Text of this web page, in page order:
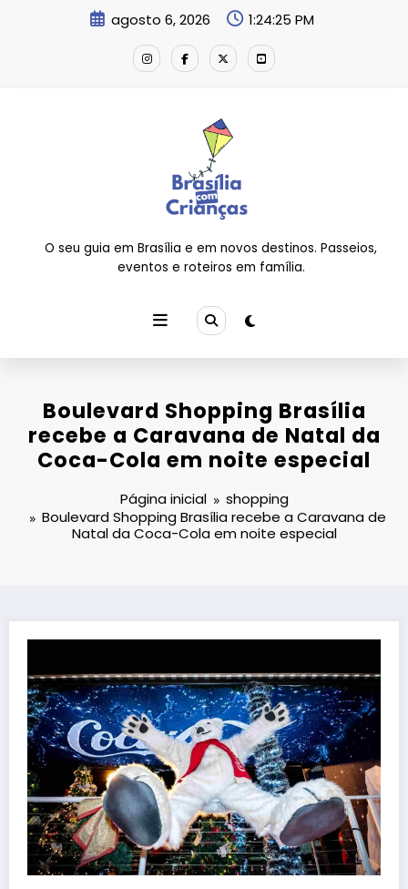
agosto 6, 2026 1:24:26 PM
O seu guia em Brasília e em novos destinos. Passeios,
eventos e roteiros em família.
Boulevard Shopping Brasília
recebe a Caravana de Natal da
Coca-Cola em noite especial
Página inicial
shopping
Boulevard Shopping Brasília recebe a Caravana de
Natal da Coca-Cola em noite especial